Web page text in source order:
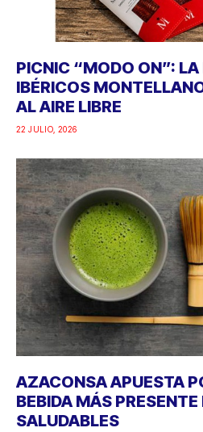
PICNIC “MODO ON”: LA
IBÉRICOS
AL AIRE LIBRE
22 JULIO, 2026
AZACONSA APUESTA
BEBIDA MÁS
SALUDABLES